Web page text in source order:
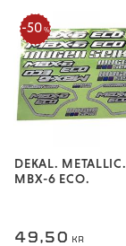
DEKAL. METALLIC.
MBX-6 ECO.
49,50 KR
50 %